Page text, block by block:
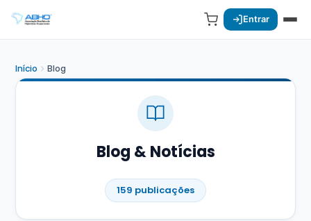
Entrar
Início Blog
Blog & Notícias
159 publicações